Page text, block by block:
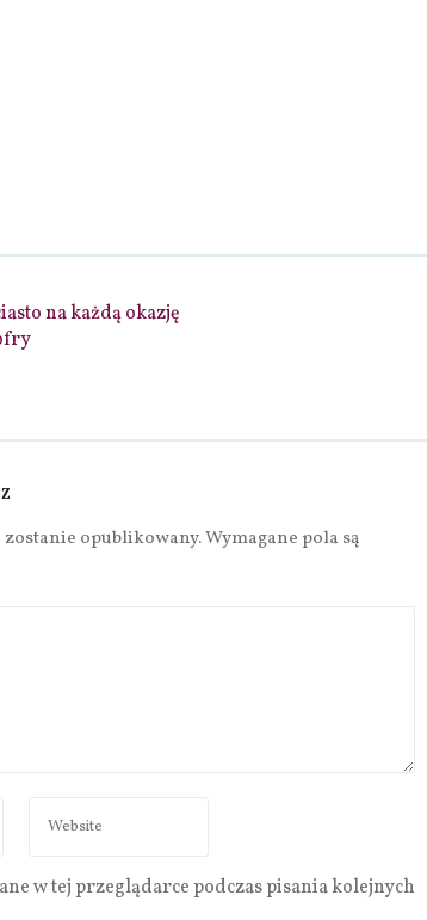
na każdą okazję
opublikowany.Wymagane pola są
w tej przeglądarce podczas pisania kolejnych